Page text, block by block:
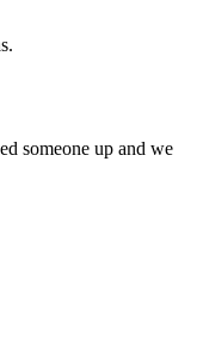
someone up and we